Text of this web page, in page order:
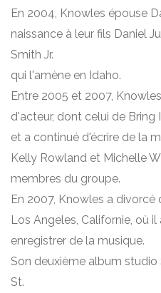
En 2004, Knowles épouse
naissance à leur fils Daniel
Smith Jr.
qui l'amène en Idaho.
Entre 2005 et 2007,
d'acteur, dont celui de Bring
et a continué d'écrire de la
Kelly Rowland et Michelle
membres du groupe.
En 2007, Knowles a
Los Angeles, Californie, où
enregistrer de la musique.
Son deuxième album
St.